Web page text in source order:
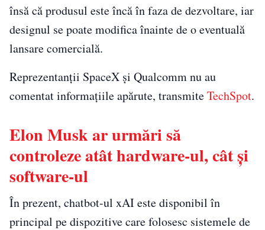
însă că produsul este încă în faza de dezvoltare, iar
designul se poate modifica înainte de o eventuală
lansare comercială.
Reprezentanții SpaceX și Qualcomm nu au
comentat informațiile apărute, transmiteTechSpot.
Elon Musk ar urmări să
controleze atât hardware-ul, cât și
software-ul
În prezent, chatbot-ul xAI este disponibil în
principal pe dispozitive care folosesc sistemele de